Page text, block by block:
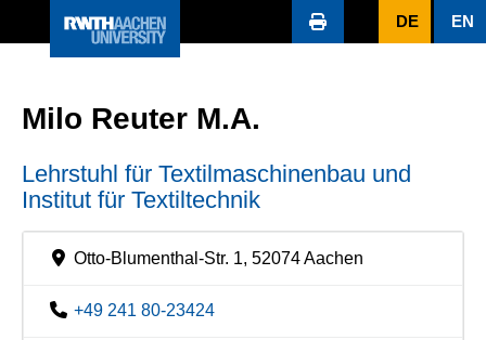
DE EN
Milo Reuter M.A.
Lehrstuhl für Textilmaschinenbau und
Institut für Textiltechnik
Otto-Blumenthal-Str. 1, 52074 Aachen
+49 241 80-23424